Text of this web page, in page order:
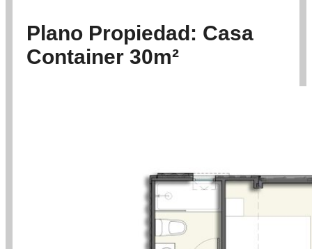
Plano Propiedad: Casa
Container 30m²